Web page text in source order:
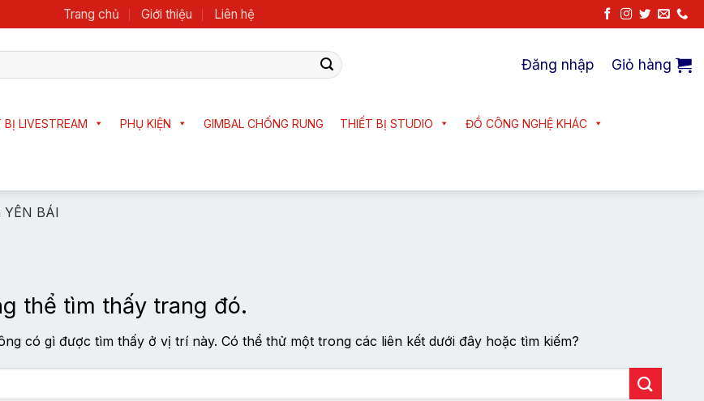
Trang chủ Giới thiệu Liên hệ
Đăng nhập Giỏ hàng
LIVESTREAM PHỤ KIỆN GIMBAL CHỐNG RUNG THIẾT BỊ STUDIO ĐỒ CÔNG NGHỆ KHÁC
YÊN BÁI
thể tìm thấy trang đó.
có gì được tìm thấy ở vị trí này. Có thể thử một trong các liên kết dưới đây hoặc tìm kiếm?